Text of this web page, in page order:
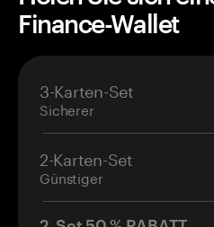
Finance-Wallet
3-Karten-Set
Sicherer
2-Karten-Set
Günstiger